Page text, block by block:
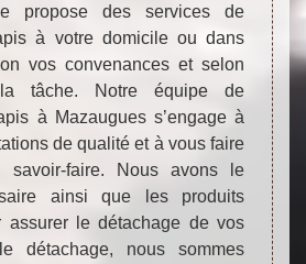
propose des services de
à votre domicile ou dans
vos convenances et selon
la tâche. Notre équipe de
à Mazaugues s’engage à
de qualité et à vous faire
savoir-faire. Nous avons le
ainsi que les produits
assurer le détachage de vos
détachage, nous sommes